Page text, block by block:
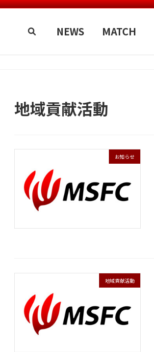
NEWS MATCH
地域貢献活動
お知らせ
地域貢献活動